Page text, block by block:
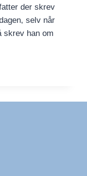
der skrev
selv når
skrev han om